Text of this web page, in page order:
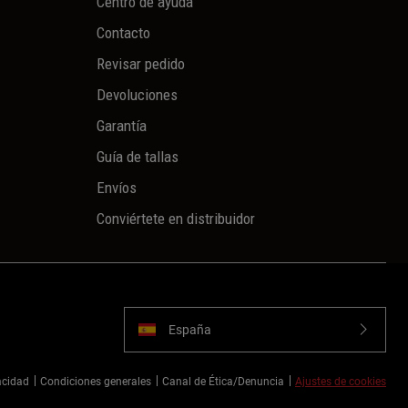
Contacto
Revisar pedido
Devoluciones
Garantía
Guía de tallas
Envíos
Conviértete en distribuidor
España
Condiciones generales Canal de Ética/Denuncia Ajustes de cookies